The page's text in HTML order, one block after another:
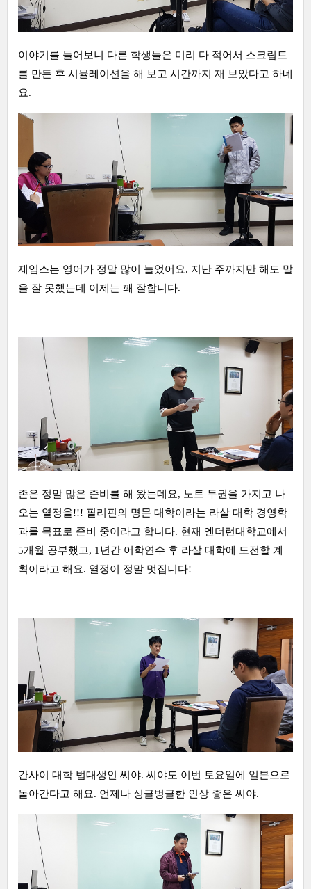
이야기를 들어보니 다른 학생들은 미리 다 적어서 스크립트
를 만든 후 시뮬레이션을 해 보고 시간까지 재 보았다고 하네
요.
제임스는 영어가 정말 많이 늘었어요. 지난 주까지만 해도 말
을 잘 못했는데 이제는 꽤 잘합니다.
존은 정말 많은 준비를 해 왔는데요, 노트 두권을 가지고 나
오는 열정을!!! 필리핀의 명문 대학이라는 라살 대학 경영학
과를 목표로 준비 중이라고 합니다. 현재 엔더런대학교에서
5개월 공부했고, 1년간 어학연수 후 라살 대학에 도전할 계
획이라고 해요. 열정이 정말 멋집니다!
간사이 대학 법대생인 씨야. 씨야도 이번 토요일에 일본으로
돌아간다고 해요. 언제나 싱글벙글한 인상 좋은 씨야.